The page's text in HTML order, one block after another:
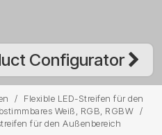
Configurator
/
Flexible LED-Streifen für den
Weiß, RGB, RGBW /
für den Außenbereich